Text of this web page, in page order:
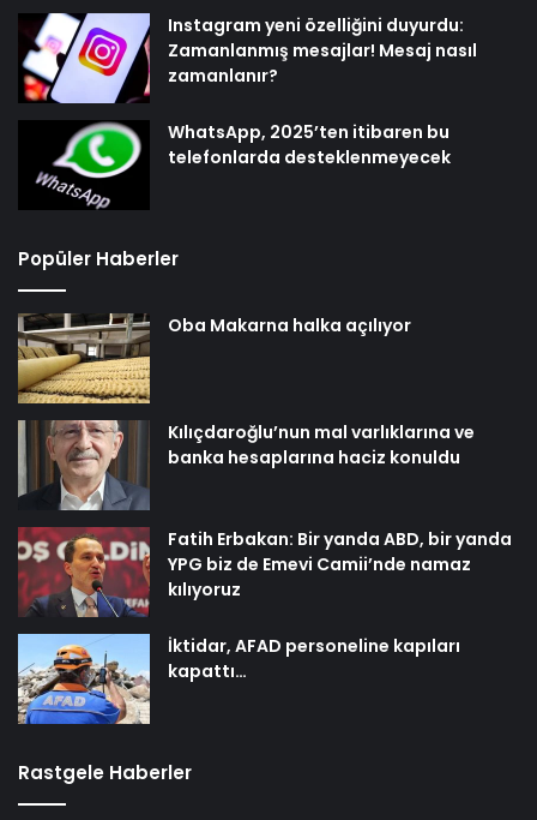
Instagram yeni özelliğini duyurdu:
Zamanlanmış mesajlar! Mesaj nasıl
zamanlanır?
WhatsApp, 2025’ten itibaren bu
telefonlarda desteklenmeyecek
Popüler Haberler
Oba Makarna halka açılıyor
Kılıçdaroğlu’nun mal varlıklarına ve
banka hesaplarına haciz konuldu
Fatih Erbakan: Bir yanda ABD, bir yanda
YPG biz de Emevi Camii’nde namaz
kılıyoruz
İktidar, AFAD personeline kapıları
kapattı…
Rastgele Haberler